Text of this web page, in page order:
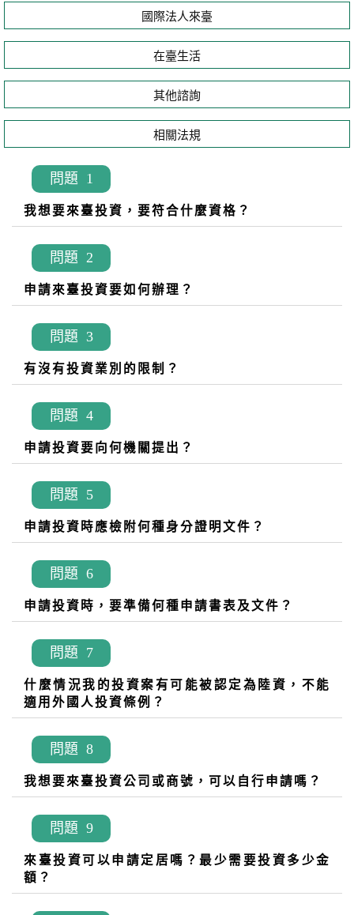
國際法人來臺
在臺生活
其他諮詢
相關法規
問題 1
我想要來臺投資，要符合什麼資格？
問題 2
申請來臺投資要如何辦理？
問題 3
有沒有投資業別的限制？
問題 4
申請投資要向何機關提出？
問題 5
申請投資時應檢附何種身分證明文件？
問題 6
申請投資時，要準備何種申請書表及文件？
問題 7
什麼情況我的投資案有可能被認定為陸資，不能
適用外國人投資條例？
問題 8
我想要來臺投資公司或商號，可以自行申請嗎？
問題 9
來臺投資可以申請定居嗎？最少需要投資多少金
額？